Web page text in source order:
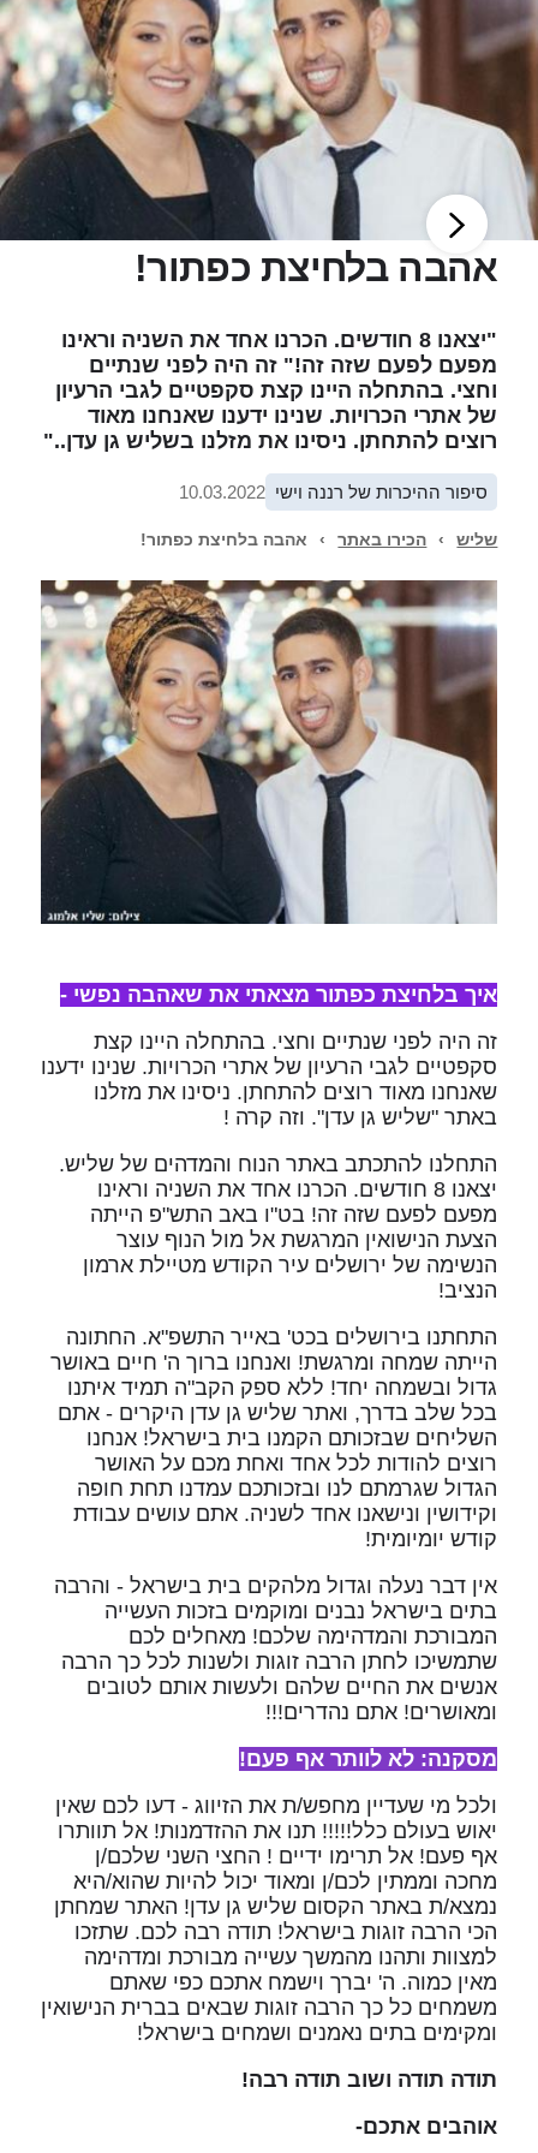
אהבה בלחיצת כפתור!
"יצאנו 8 חודשים. הכרנו אחד את השניה וראינו
מפעם לפעם שזה זה!" זה היה לפני שנתיים
וחצי. בהתחלה היינו קצת סקפטיים לגבי הרעיון
של אתרי הכרויות. שנינו ידענו שאנחנו מאוד
רוצים להתחתן. ניסינו את מזלנו בשליש גן עדן.."
סיפור ההיכרות של רננה וישי 10.03.2022
שליש › הכירו באתר › אהבה בלחיצת כפתור!
איך בלחיצת כפתור מצאתי את שאהבה נפשי -
זה היה לפני שנתיים וחצי. בהתחלה היינו קצת
סקפטיים לגבי הרעיון של אתרי הכרויות. שנינו ידענו
שאנחנו מאוד רוצים להתחתן. ניסינו את מזלנו
באתר "שליש גן עדן". וזה קרה !
התחלנו להתכתב באתר הנוח והמדהים של שליש.
יצאנו 8 חודשים. הכרנו אחד את השניה וראינו
מפעם לפעם שזה זה! בט"ו באב התש"פ הייתה
הצעת הנישואין המרגשת אל מול הנוף עוצר
הנשימה של ירושלים עיר הקודש מטיילת ארמון
הנציב!
התחתנו בירושלים בכט' באייר התשפ"א. החתונה
הייתה שמחה ומרגשת! ואנחנו ברוך ה' חיים באושר
גדול ובשמחה יחד! ללא ספק הקב"ה תמיד איתנו
בכל שלב בדרך, ואתר שליש גן עדן היקרים - אתם
השליחים שבזכותם הקמנו בית בישראל! אנחנו
רוצים להודות לכל אחד ואחת מכם על האושר
הגדול שגרמתם לנו ובזכותכם עמדנו תחת חופה
וקידושין ונישאנו אחד לשניה. אתם עושים עבודת
קודש יומיומית!
אין דבר נעלה וגדול מלהקים בית בישראל - והרבה
בתים בישראל נבנים ומוקמים בזכות העשייה
המבורכת והמדהימה שלכם! מאחלים לכם
שתמשיכו לחתן הרבה זוגות ולשנות לכל כך הרבה
אנשים את החיים שלהם ולעשות אותם לטובים
ומאושרים! אתם נהדרים!!!
מסקנה: לא לוותר אף פעם!
ולכל מי שעדיין מחפש/ת את הזיווג - דעו לכם שאין
יאוש בעולם כלל!!!!! תנו את ההזדמנות! אל תוותרו
אף פעם! אל תרימו ידיים ! החצי השני שלכם/ן
מחכה וממתין לכם/ן ומאוד יכול להיות שהוא/היא
נמצא/ת באתר הקסום שליש גן עדן! האתר שמחתן
הכי הרבה זוגות בישראל! תודה רבה לכם. שתזכו
למצוות ותהנו מהמשך עשייה מבורכת ומדהימה
מאין כמוה. ה' יברך וישמח אתכם כפי שאתם
משמחים כל כך הרבה זוגות שבאים בברית הנישואין
ומקימים בתים נאמנים ושמחים בישראל!
תודה תודה ושוב תודה רבה!
אוהבים אתכם-